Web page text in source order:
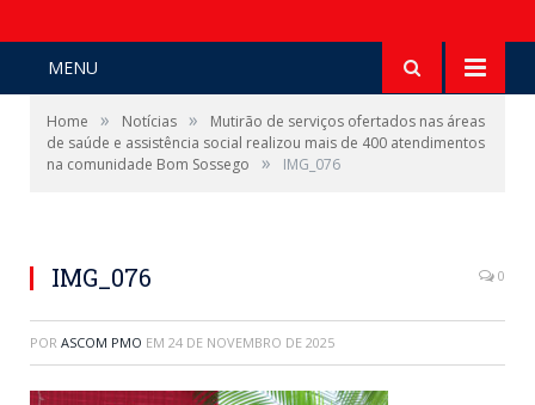
MENU
Home » Notícias »
Mutirão de serviços ofertados nas áreas
de saúde e assistência social realizou mais de 400 atendimentos
na comunidade Bom Sossego
» IMG_076
IMG_076 0
POR ASCOM PMO EM 24 DE NOVEMBRO DE 2025